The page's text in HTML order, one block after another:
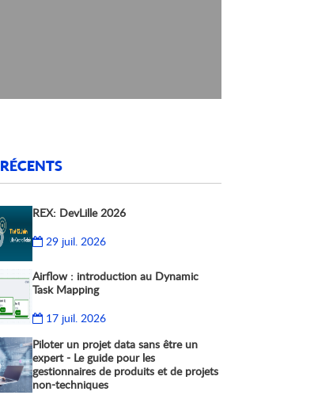
RÉCENTS
REX: DevLille 2026
29 juil. 2026
Airflow : introduction au Dynamic
Task Mapping
17 juil. 2026
Piloter un projet data sans être un
expert - Le guide pour les
gestionnaires de produits et de projets
non-techniques